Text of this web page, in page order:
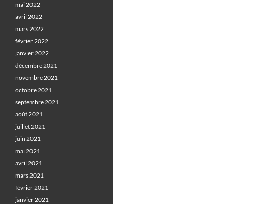
mai 2022
avril 2022
mars 2022
février 2022
janvier 2022
décembre 2021
novembre 2021
octobre 2021
septembre 2021
août 2021
juillet 2021
juin 2021
mai 2021
avril 2021
mars 2021
février 2021
janvier 2021